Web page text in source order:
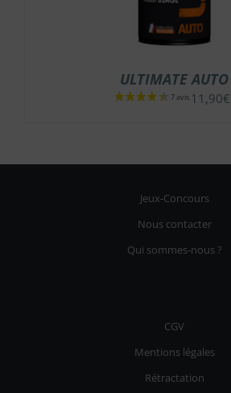
ULTIMATE AUTO
11,90€
Jeux-Concours
Nous contacter
Qui sommes-nous ?
CGV
Mentions légales
Rétractation